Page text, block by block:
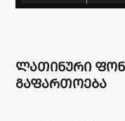
ᲚᲐᲗᲘᲜᲣᲠᲘ
ᲒᲐᲤᲐᲠᲗᲝᲔᲑᲐ